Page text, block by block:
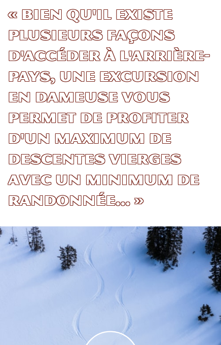
« Bien qu'il existe
plusieurs façons
d'accéder à l'arrière-
pays, une excursion
en dameuse vous
permet de profiter
d'un maximum de
descentes vierges
avec un minimum de
randonnée... »